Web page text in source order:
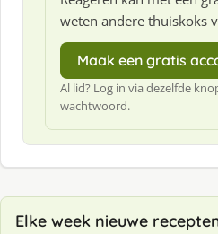
weten andere thuiskoks
Maak een gratis
Al lid? Log in via dezelfde
wachtwoord.
Elke week nieuwe